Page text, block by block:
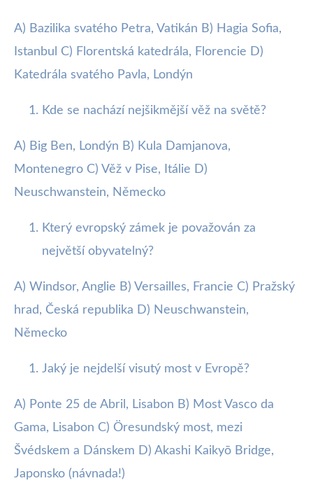
A) Bazilika svatého Petra, Vatikán B) Hagia Sofia,
Istanbul C) Florentská katedrála, Florencie D)
Katedrála svatého Pavla, Londýn
Kde se nachází nejšikmější věž na světě?
A) Big Ben, Londýn B) Kula Damjanova,
Montenegro C) Věž v Pise, Itálie D)
Neuschwanstein, Německo
Který evropský zámek je považován za
největší obyvatelný?
A) Windsor, Anglie B) Versailles, Francie C) Pražský
hrad, Česká republika D) Neuschwanstein,
Německo
Jaký je nejdelší visutý most v Evropě?
A) Ponte 25 de Abril, Lisabon B) Most Vasco da
Gama, Lisabon C) Öresundský most, mezi
Švédskem a Dánskem D) Akashi Kaikyō Bridge,
Japonsko (návnada!)